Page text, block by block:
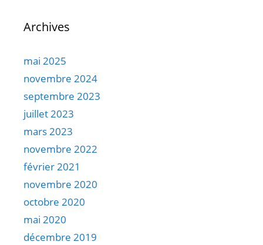
Archives
mai 2025
novembre 2024
septembre 2023
juillet 2023
mars 2023
novembre 2022
février 2021
novembre 2020
octobre 2020
mai 2020
décembre 2019